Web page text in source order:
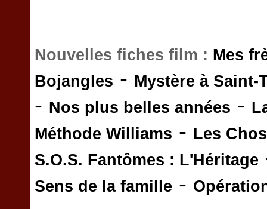
Nouvelles fiches film : Mes
Bojangles - Mystère à Saint-
- Nos plus belles années -
Méthode Williams - Les
S.O.S. Fantômes : L'Héritage
Sens de la famille -